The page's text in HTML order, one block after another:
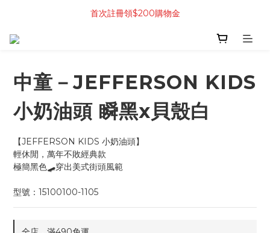
首次註冊領$200購物金
中童－JEFFERSON KIDS
小奶油頭 瞬黑x貝殼白
【JEFFERSON KIDS 小奶油頭】
輕休閒，萬年不敗經典款
極簡黑色🛹穿出美式街頭風範
型號：15100100-1105